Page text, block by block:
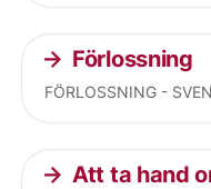
Förlossning
FÖRLOSSNING -
Att ta hand